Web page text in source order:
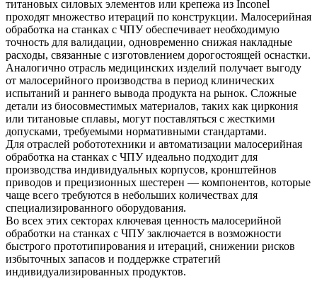
титановых силовых элементов или крепежа из Inconel
проходят множество итераций по конструкции. Малосерийная
обработка на станках с ЧПУ обеспечивает необходимую
точность для валидации, одновременно снижая накладные
расходы, связанные с изготовлением дорогостоящей оснастки.
Аналогично отрасль медицинских изделий получает выгоду
от малосерийного производства в период клинических
испытаний и раннего вывода продукта на рынок. Сложные
детали из биосовместимых материалов, таких как циркония
или титановые сплавы, могут поставляться с жесткими
допусками, требуемыми нормативными стандартами.
Для отраслей робототехники и автоматизации малосерийная
обработка на станках с ЧПУ идеально подходит для
производства индивидуальных корпусов, кронштейнов
приводов и прецизионных шестерен — компонентов, которые
чаще всего требуются в небольших количествах для
специализированного оборудования.
Во всех этих секторах ключевая ценность малосерийной
обработки на станках с ЧПУ заключается в возможности
быстрого прототипирования и итераций, снижении рисков
избыточных запасов и поддержке стратегий
индивидуализированных продуктов.